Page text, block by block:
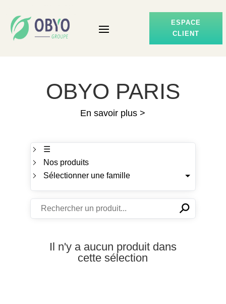
ESPACE
CLIENT
OBYO PARIS
En savoir plus >
☰
Nos produits
Sélectionner une famille
✕⚲
Il n'y a aucun produit dans
cette sélection